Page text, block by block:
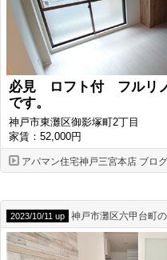
必見 ロフト付 フルリ
です。
神戸市東灘区御影塚町2丁目
家賃：52,000円
アパマン住宅神戸三宮本店 ブログ
2023/10/11 up 神戸市灘区六甲台町